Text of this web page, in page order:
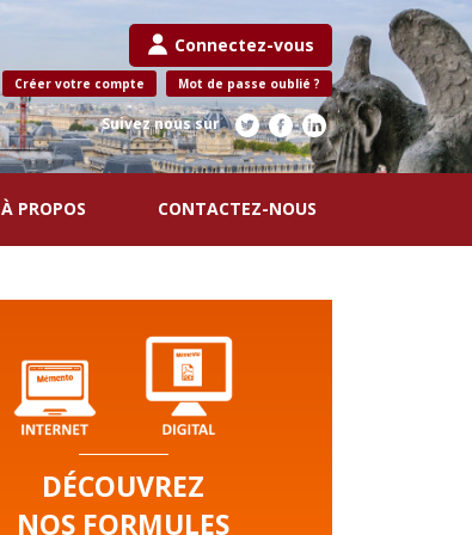
Connectez-vous
Créer votre compte Mot de passe oublié ?
Suivez nous sur
À PROPOS CONTACTEZ-NOUS
DÉCOUVREZ
NOS FORMULES